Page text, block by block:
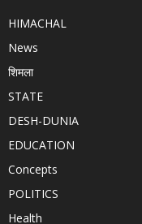
HIMACHAL
News
शिमला
STATE
DESH-DUNIA
EDUCATION
Concepts
POLITICS
Health